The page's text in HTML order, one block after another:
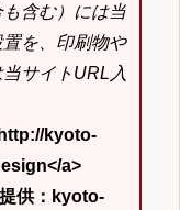
含む）には当
を、印刷物や
サイトURL入
kyoto-
a>
供：kyoto-